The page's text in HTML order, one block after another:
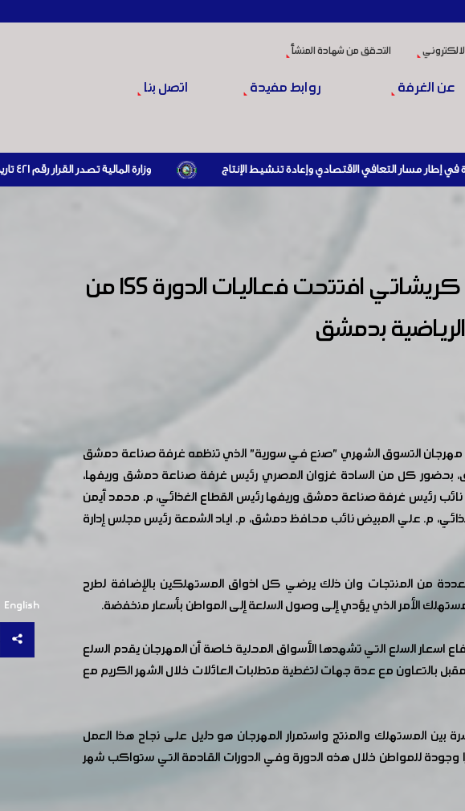
التحقق من شهادة المنشأ
عن الغرفة روابط مفيدة اتصل بنا
وزارة المالية تصدر القرار رقم 421 تاريخ 24/3/2026 المتضمن الزام المستوردين بإبراز براءة ذمة مالية سارية صادرة عن الهيئة العامة للضرائب والرسوم أو مديرياتها عند القيام بعمليات الاستيراد
English
بحضور ورعاية السيد محافظ دمشق المهندس محمد طارق كريشاتي افتتحت فعاليات الدورة 155 من
بدمشق
السيد محافظ دمشق المهندس محمد طارق كريشاتي افتتحت اليوم فعاليات الدورة 155 من مهرجان التسوق الشهري "صنع في سورية" الذي تنظمه غرفة صناعة دمشق
بحضور كل من السادة غزوان المصري رئيس غرفة صناعة دمشق وريفها،
رئيس غرفة صناعة دمشق وريفها رئيس القطاع الغذائي، م. محمد أيمن
م. علي المبيض نائب محافظ دمشق، م. اياد الشمعة رئيس مجلس إدارة
من المنتجات وان ذلك يرضي كل اذواق المستهلكين بالإضافة لطرح
الأمر الذي يؤدي إلى وصول السلعة إلى المواطن بأسعار منخفضة.
السلع التي تشهدها الأسواق المحلية خاصة أن المهرجان يقدم السلع
بالتعاون مع عدة جهات لتغطية متطلبات العائلات خلال الشهر الكريم مع
المستهلك والمنتج واستمرار المهرجان هو دليل على نجاح هذا العمل
وجودة للمواطن خلال هذه الدورة وفي الدورات القادمة التي ستواكب شهر